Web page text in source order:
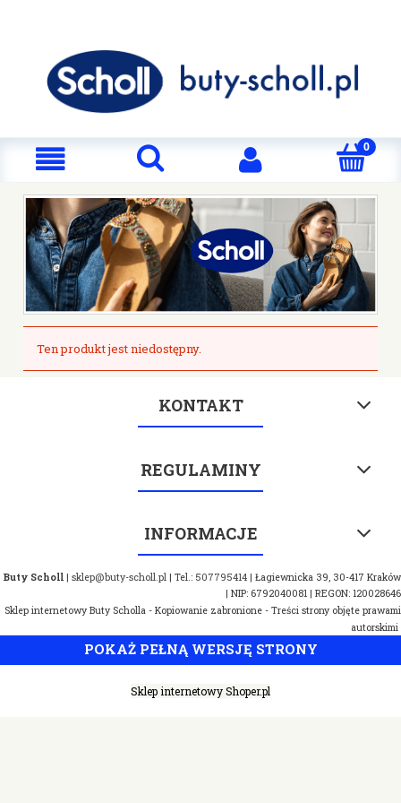
Ten produkt jest niedostępny.
KONTAKT
REGULAMINY
INFORMACJE
Buty Scholl | sklep@buty-scholl.pl | Tel.: 507795414 | Łagiewnicka 39, 30-417 Kraków
| NIP: 6792040081 | REGON: 120028646
Sklep internetowy Buty Scholla - Kopiowanie zabronione - Treści strony objęte prawami
autorskimi
POKAŻ PEŁNĄ WERSJĘ STRONY
Sklep internetowy Shoper.pl